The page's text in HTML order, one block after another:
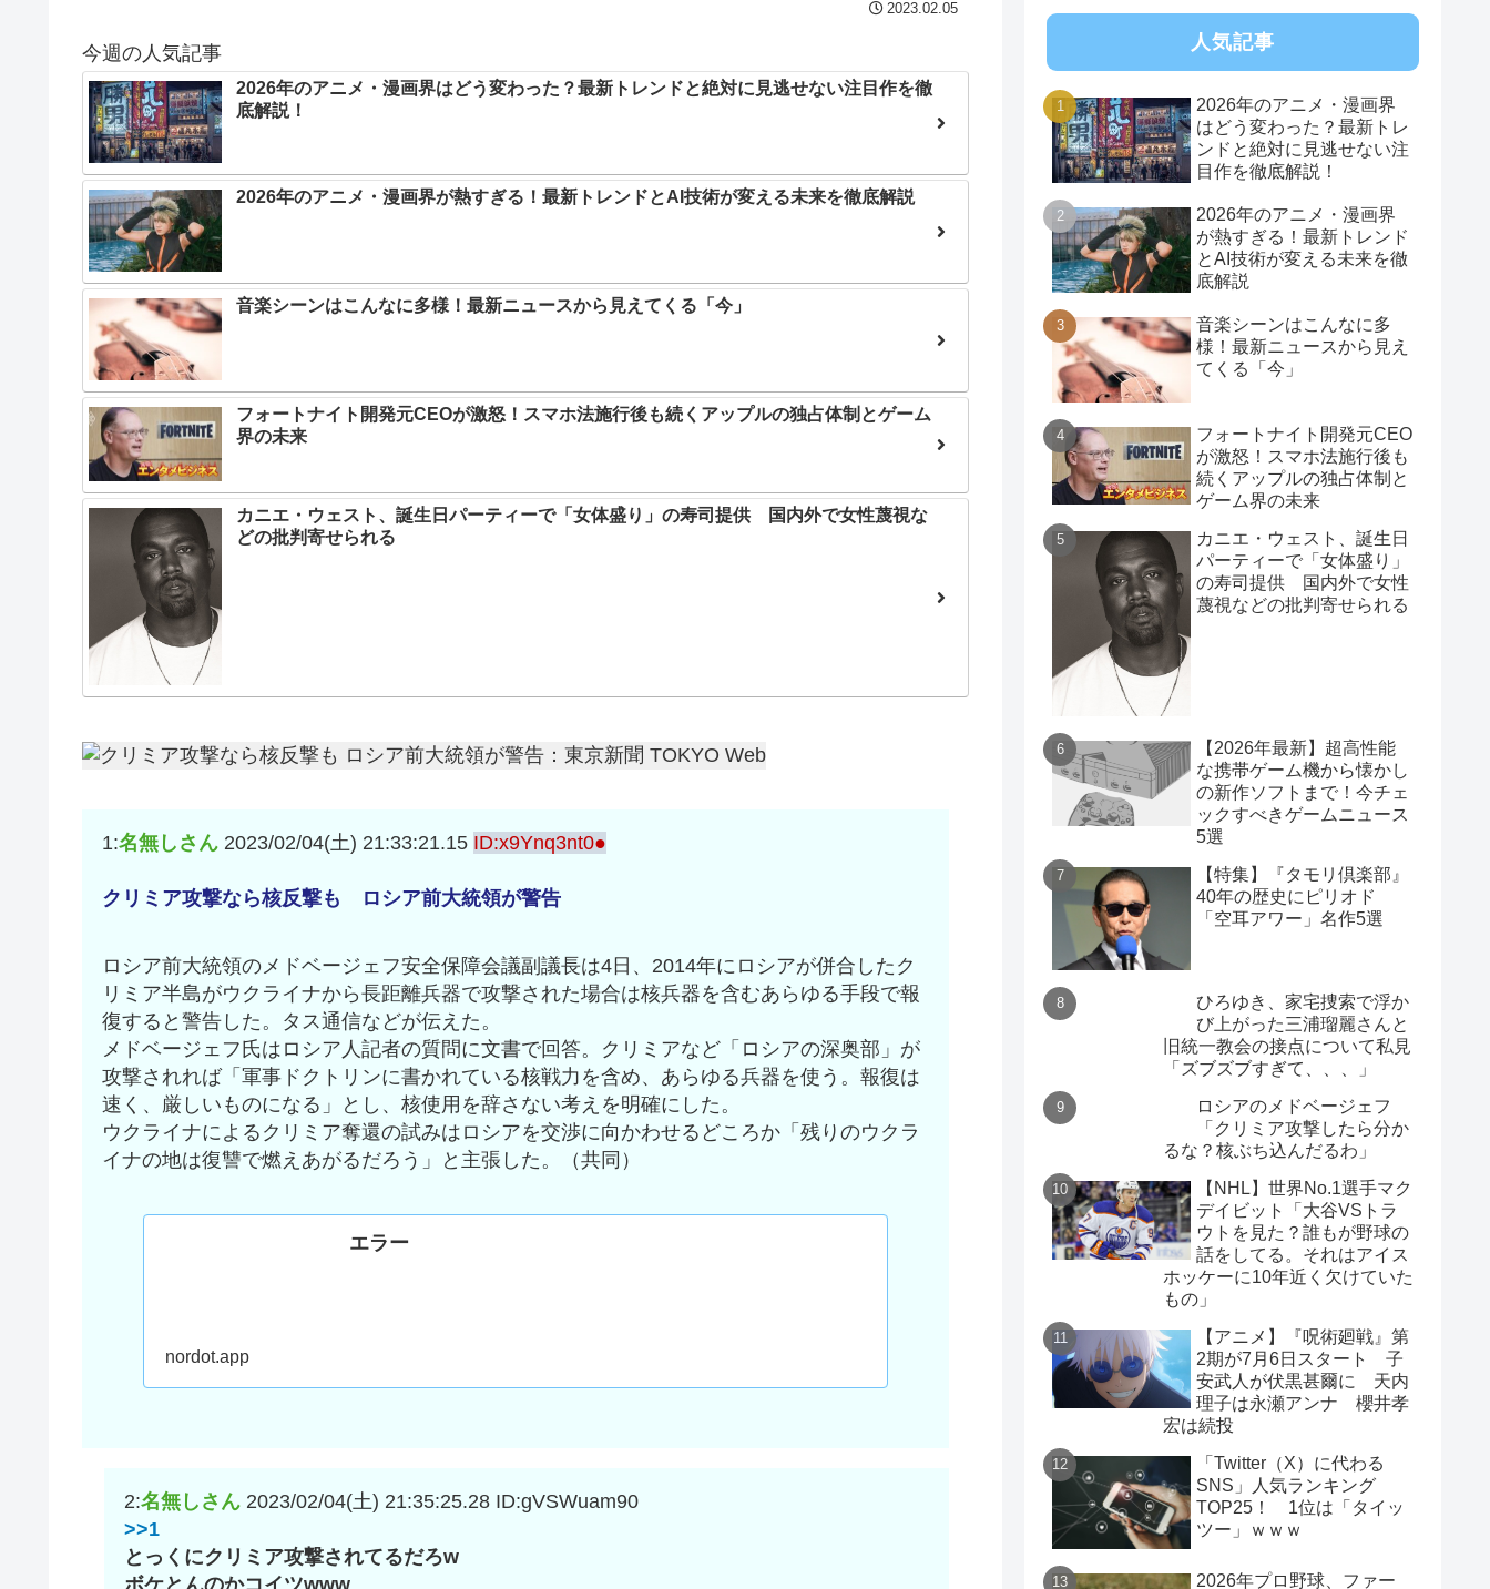
2023.02.05
今週の人気記事
2026年のアニメ・漫画界はどう変わった？最新トレンドと絶対に見逃せない注目作を徹
底解説！
2026年のアニメ・漫画界が熱すぎる！最新トレンドとAI技術が変える未来を徹底解説
音楽シーンはこんなに多様！最新ニュースから見えてくる「今」
フォートナイト開発元CEOが激怒！スマホ法施行後も続くアップルの独占体制とゲーム
界の未来
カニエ・ウェスト、誕生日パーティーで「女体盛り」の寿司提供 国内外で女性蔑視な
どの批判寄せられる
1:名無しさん 2023/02/04(土) 21:33:21.15 ID:x9Ynq3nt0●
クリミア攻撃なら核反撃も ロシア前大統領が警告
ロシア前大統領のメドベージェフ安全保障会議副議長は4日、2014年にロシアが併合したク
リミア半島がウクライナから長距離兵器で攻撃された場合は核兵器を含むあらゆる手段で報
復すると警告した。タス通信などが伝えた。
メドベージェフ氏はロシア人記者の質問に文書で回答。クリミアなど「ロシアの深奥部」が
攻撃されれば「軍事ドクトリンに書かれている核戦力を含め、あらゆる兵器を使う。報復は
速く、厳しいものになる」とし、核使用を辞さない考えを明確にした。
ウクライナによるクリミア奪還の試みはロシアを交渉に向かわせるどころか「残りのウクラ
イナの地は復讐で燃えあがるだろう」と主張した。（共同）
エラー
nordot.app
2:名無しさん 2023/02/04(土) 21:35:25.28 ID:gVSWuam90
>>1
とっくにクリミア攻撃されてるだろw
人気記事
2026年のアニメ・漫画界
はどう変わった？最新トレ
ンドと絶対に見逃せない注
目作を徹底解説！
2026年のアニメ・漫画界
が熱すぎる！最新トレンド
とAI技術が変える未来を徹
底解説
音楽シーンはこんなに多
様！最新ニュースから見え
てくる「今」
フォートナイト開発元CEO
が激怒！スマホ法施行後も
続くアップルの独占体制と
ゲーム界の未来
カニエ・ウェスト、誕生日
パーティーで「女体盛り」
の寿司提供 国内外で女性
蔑視などの批判寄せられる
【2026年最新】超高性能
な携帯ゲーム機から懐かし
の新作ソフトまで！今チェ
ックすべきゲームニュース
5選
【特集】『タモリ倶楽部』
40年の歴史にピリオド
「空耳アワー」名作5選
ひろゆき、家宅捜索で浮か
び上がった三浦瑠麗さんと
旧統一教会の接点について私見
「ズブズブすぎて、、、」
ロシアのメドベージェフ
「クリミア攻撃したら分か
るな？核ぶち込んだるわ」
【NHL】世界No.1選手マク
デイビット「大谷VSトラ
ウトを見た？誰もが野球の
話をしてる。それはアイス
ホッケーに10年近く欠けていた
もの」
【アニメ】『呪術廻戦』第
2期が7月6日スタート 子
安武人が伏黒甚爾に 天内
理子は永瀬アンナ 櫻井孝
宏は続投
「Twitter（X）に代わる
SNS」人気ランキング
TOP25！ 1位は「タイッ
ツー」ｗｗｗ
2026年プロ野球、ファー